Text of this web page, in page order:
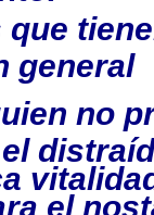
general
no
el